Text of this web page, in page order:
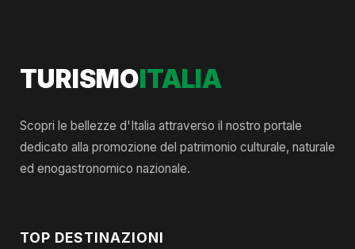
TURISMOITALIA
Scopri le bellezze d'Italia attraverso il nostro portale
dedicato alla promozione del patrimonio culturale, naturale
ed enogastronomico nazionale.
TOP DESTINAZIONI